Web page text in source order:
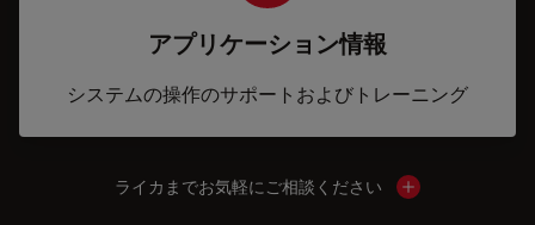
アプリケーション情報
システムの操作のサポートおよびトレーニング
ライカまでお気軽にご相談ください Show local